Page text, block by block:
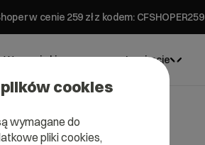
w cenie 259 zł z kodem: CFSHOPER259
Wsparcie biznesowe Inspiracje
cookies
wymagane do
pliki cookies,